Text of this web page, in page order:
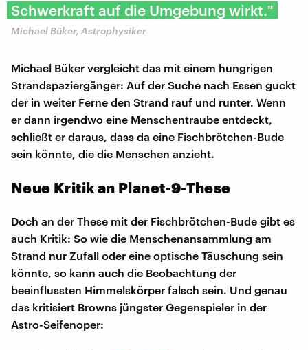
Schwerkraft auf die Umgebung wirkt."
Michael Büker, Astrophysiker
Michael Büker vergleicht das mit einem hungrigen
Strandspaziergänger: Auf der Suche nach Essen guckt
der in weiter Ferne den Strand rauf und runter. Wenn
er dann irgendwo eine Menschentraube entdeckt,
schließt er daraus, dass da eine Fischbrötchen-Bude
sein könnte, die die Menschen anzieht.
Neue Kritik an Planet-9-These
Doch an der These mit der Fischbrötchen-Bude gibt es
auch Kritik: So wie die Menschenansammlung am
Strand nur Zufall oder eine optische Täuschung sein
könnte, so kann auch die Beobachtung der
beeinflussten Himmelskörper falsch sein. Und genau
das kritisiert Browns jüngster Gegenspieler in der
Astro-Seifenoper: